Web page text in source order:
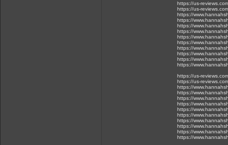
https://us-
https://us-
https://
https://
https://
https://
https://
https://
https://
https://
https://
https://
https://us-
https://us-
https://
https://
https://
https://
https://
https://
https://
https://
https://
https://